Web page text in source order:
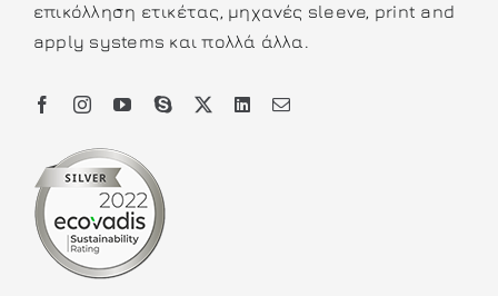
επικόλληση ετικέτας, μηχανές sleeve, print and
apply systems και πολλά άλλα.